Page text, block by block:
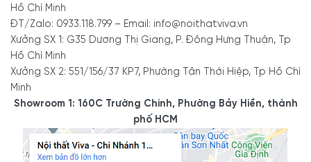
đến độ bóng mượt của chiếc tủ và quan sát xem tủ có
được sơn đều màu hay không.
4.3. Nhận biết độ tuổi của gỗ
Muốn nhận biết độ tuổi của gỗ hoàn toàn không hề đơn
giản. Bởi lý do khi được bày bán trên thị trường, các sản
phẩm đều được sơn phủ bóng.
Mặc dù vậy, bạn có thể gõ vào tủ và nghe tiếng kêu của nó
để xác định tuổi thọ bao nhiêu. Những tiếng vang không
Hồ Chí Minh
ĐT/Zalo: 0933.118.799 – Email: info@noithatviva.vn
Xưởng SX 1: G35 Dương Thị Giang, P. Đông Hưng Thuận, Tp
Hồ Chí Minh
Xưởng SX 2: 551/156/37 KP7, Phường Tân Thới Hiệp, Tp Hồ Chí
Minh
Showroom 1: 160C Trường Chinh, Phường Bảy Hiền, thành
phố HCM